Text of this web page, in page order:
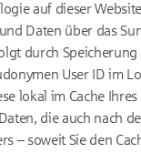
auf dieser
Daten über das
durch
User ID im
lokal im Cache
die auch nach
– soweit Sie den